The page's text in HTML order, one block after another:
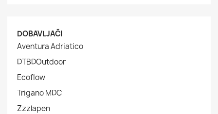
DOBAVLJAČI
Aventura Adriatico
DTBDOutdoor
Ecoflow
Trigano MDC
Zzzlapen